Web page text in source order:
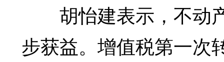
胡怡建表示，不动
步获益。增值税第一次